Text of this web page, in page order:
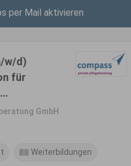
per Mail aktivieren
w/d)
für
GmbH
Weiterbildungen